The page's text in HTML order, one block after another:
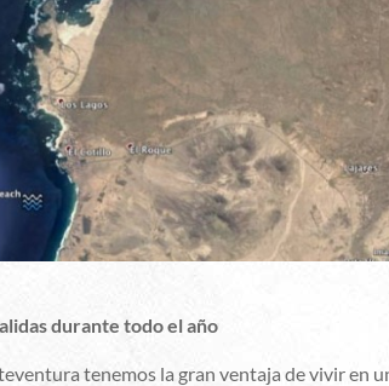
durante todo el año
tenemos la gran ventaja de vivir en